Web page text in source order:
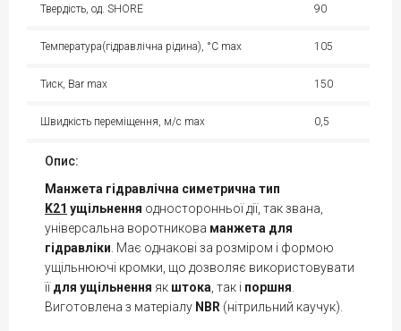
Твердість, од. SHORE 90
Температура(гідравлічна рідина), °С max 105
Тиск, Bar max 150
Швидкість переміщення, м/с max 0,5
Опис:
Манжета гідравлічна симетрична тип
K21 ущільнення односторонньої дії, так звана,
універсальна воротникова манжета для
гідравліки . Має однакові за розміром і формою
ущільнюючі кромки, що дозволяє використовувати
їїдля ущільнення як штока , так і поршня
Виготовлена з матеріалу NBR (нітрильний каучук).